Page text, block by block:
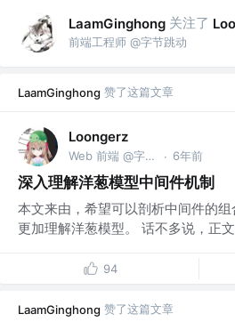
LaamGinghong 关注了
前端工程师 @字节跳动
LaamGinghong 赞了这篇文章
Loongerz
Web 前端 @字节跳动 · 6年前
深入理解洋葱模型中间件机制
本文来由，希望可以剖析中间件的
更加理解洋葱模型。 话不多说，正
94
LaamGinghong 赞了这篇文章